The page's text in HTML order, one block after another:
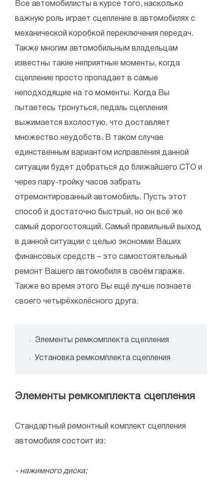
Все автомобилисты в курсе того, насколько
важную роль играет сцепление в автомобилях с
механической коробкой переключения передач.
Также многим автомобильным владельцам
известны такие неприятные моменты, когда
сцепление просто пропадает в самые
неподходящие на то моменты. Когда Вы
пытаетесь тронуться, педаль сцепления
выжимается вхолостую, что доставляет
множество неудобств. В таком случае
единственным вариантом исправления данной
ситуации будет добраться до ближайшего СТО и
через пару-тройку часов забрать
отремонтированный автомобиль. Пусть этот
способ и достаточно быстрый, но он всё же
самый дорогостоящий. Самый правильный выход
в данной ситуации с целью экономии Ваших
финансовых средств – это самостоятельный
ремонт Вашего автомобиля в своём гараже.
Также во время этого Вы ещё лучше познаете
своего четырёхколёсного друга.
Элементы ремкомплекта сцепления
Установка ремкомплекта сцепления
Элементы ремкомплекта сцепления
Стандартный ремонтный комплект сцепления
автомобиля состоит из:
- нажимного диска;